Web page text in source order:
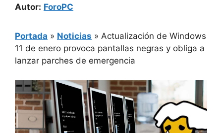
Autor: ForoPC
Portada » Noticias » Actualización de Windows
11 de enero provoca pantallas negras y obliga a
lanzar parches de emergencia